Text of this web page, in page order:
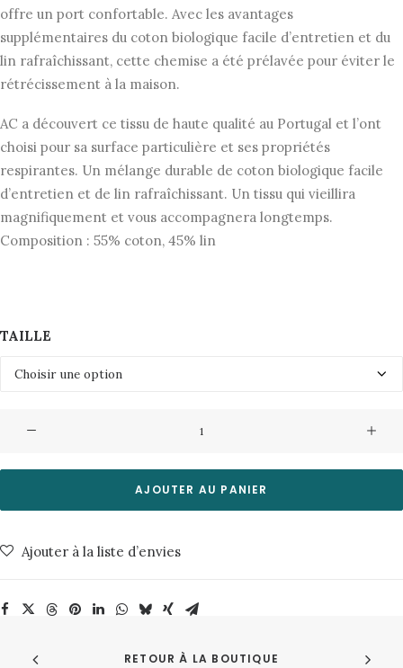
offre un port confortable. Avec les avantages
supplémentaires du coton biologique facile d’entretien et du
lin rafraîchissant, cette chemise a été prélavée pour éviter le
rétrécissement à la maison.
AC a découvert ce tissu de haute qualité au Portugal et l’ont
choisi pour sa surface particulière et ses propriétés
respirantes. Un mélange durable de coton biologique facile
d’entretien et de lin rafraîchissant. Un tissu qui vieillira
magnifiquement et vous accompagnera longtemps.
Composition : 55% coton, 45% lin
TAILLE
Chemise
Linen
Blue
Companions
AJOUTER AU PANIER
Ajouter à la liste d’envies
RETOUR À LA BOUTIQUE